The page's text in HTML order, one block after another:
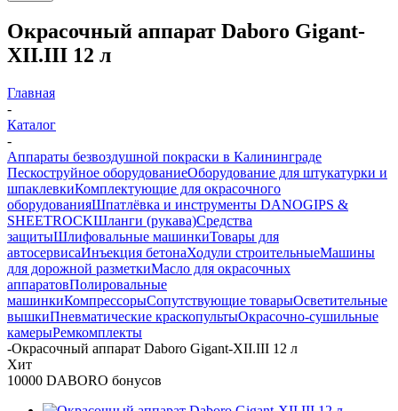
Окрасочный аппарат Daboro Gigant-
XII.III 12 л
Главная
-
Каталог
-
Аппараты безвоздушной покраски в Калининграде
Пескоструйное оборудованиеОборудование для штукатурки и
шпаклевкиКомплектующие для окрасочного
оборудованияШпатлёвка и инструменты DANOGIPS &
SHEETROCKШланги (рукава)Средства
защитыШлифовальные машинкиТовары для
автосервисаИнъекция бетонаХодули строительныеМашины
для дорожной разметкиМасло для окрасочных
аппаратовПолировальные
машинкиКомпрессорыСопутствующие товарыОсветительные
вышкиПневматические краскопультыОкрасочно-сушильные
камерыРемкомплекты
-Окрасочный аппарат Daboro Gigant-XII.III 12 л
Хит
10000 DABORO бонусов